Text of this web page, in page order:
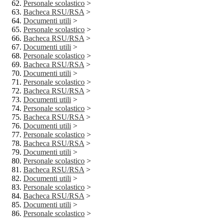
Personale scolastico >
Bacheca RSU/RSA >
Documenti utili >
Personale scolastico >
Bacheca RSU/RSA >
Documenti utili >
Personale scolastico >
Bacheca RSU/RSA >
Documenti utili >
Personale scolastico >
Bacheca RSU/RSA >
Documenti utili >
Personale scolastico >
Bacheca RSU/RSA >
Documenti utili >
Personale scolastico >
Bacheca RSU/RSA >
Documenti utili >
Personale scolastico >
Bacheca RSU/RSA >
Documenti utili >
Personale scolastico >
Bacheca RSU/RSA >
Documenti utili >
Personale scolastico >